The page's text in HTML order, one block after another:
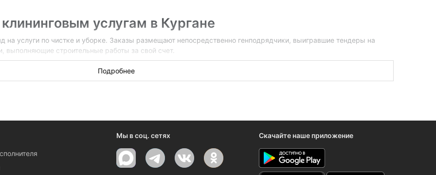
услугам в Кургане
услуги по чистке и уборке. Заказы размещают непосредственно генподрядчики, выигравшие тендеры на
выполняющие строительные работы за свой счет.
Разместите заявку, и лучшие клининговые компании Кургана предложат лучшие условия!
Подробнее
Мы в соц. сетях Скачайте наше приложение